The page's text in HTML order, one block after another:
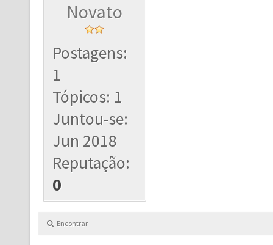
Novato
Postagens:
1
Tópicos: 1
Juntou-se:
Jun 2018
Reputação:
0
Encontrar